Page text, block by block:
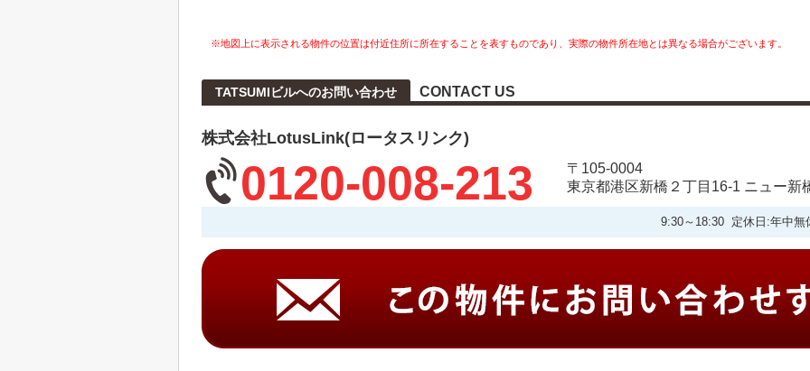
※地図上に表示される物件の位置は付近住所に所在することを表すものであり、実際の物件所在地とは異なる場合がございます。
TATSUMIビルへのお問い合わせ CONTACT US
株式会社LotusLink(ロータスリンク)
0120-008-213
〒105-0004
東京都港区新橋２丁目16-1 ニュー新
9:30～18:30 定休日:年中無